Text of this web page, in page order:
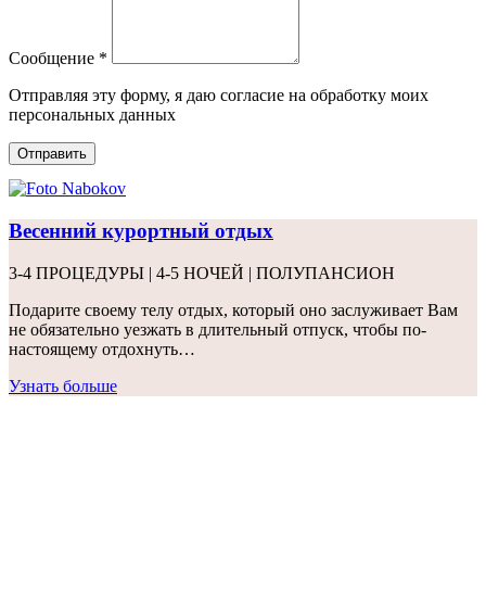
Сообщение *
Отправляя эту форму, я даю согласие на обработку моих
персональных данных
Отправить
Весенний курортный отдых
3-4 ПРОЦЕДУРЫ | 4-5 НОЧЕЙ | ПОЛУПАНСИОН
Подарите своему телу отдых, который оно заслуживает Вам
не обязательно уезжать в длительный отпуск, чтобы по-
настоящему отдохнуть…
Узнать больше